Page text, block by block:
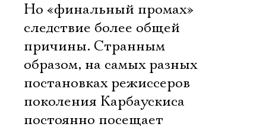
Но «финальный промах» 
следствие более общей
причины. Странным
образом, на самых разных
постановках режиссеров
поколения Карбаускиса
постоянно посещает